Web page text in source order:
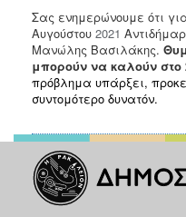
2021
2020
2019
2018
2016
2015
2013
Σας ενημερώνουμε ότι
Αυγούστου 2021
Μανώλης Βασιλάκης.
μπορούν να καλούν στο
πρόβλημα υπάρξει,
συντομότερο δυνατόν.